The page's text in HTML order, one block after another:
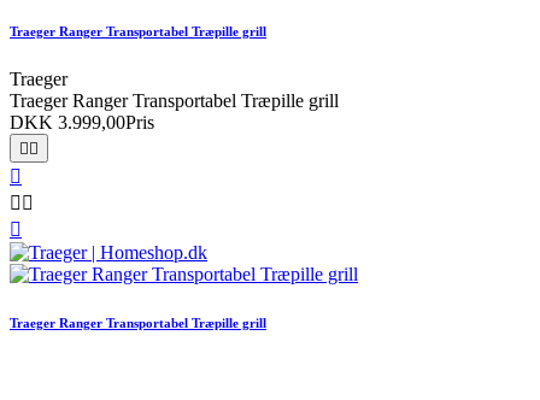
Traeger Ranger Transportabel Træpille grill
Traeger
Traeger Ranger Transportabel Træpille grill
DKK 3.999,00Pris
 

 

Traeger Ranger Transportabel Træpille grill